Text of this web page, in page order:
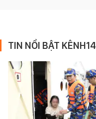
TIN NỔI BẬT KÊNH14